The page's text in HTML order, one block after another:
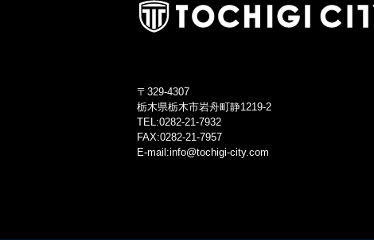
〒329-4307
栃木県栃木市岩舟町静1219-2
TEL:0282-21-7932
FAX:0282-21-7957
E-mail:info@tochigi-city.com